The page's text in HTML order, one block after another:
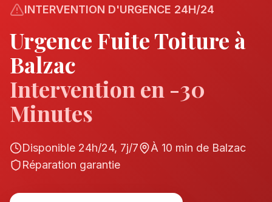
INTERVENTION D'URGENCE 24H/24
Urgence Fuite Toiture à
Balzac
Intervention en -30
Minutes
Disponible 24h/24, 7j/7
À 10 min de Balzac
Réparation garantie